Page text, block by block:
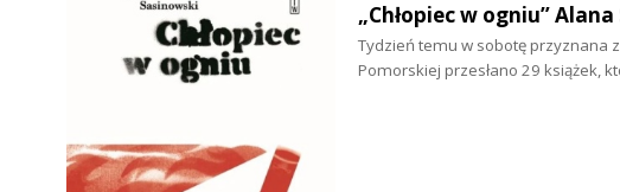
„Chłopiec w ogniu”
Tydzień temu w sobotę przyznana
Pomorskiej przesłano 29 książek,